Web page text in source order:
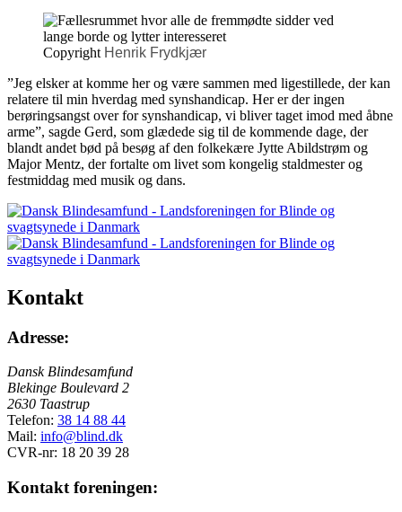
Copyright Henrik Frydkjær
”Jeg elsker at komme her og være sammen med ligestillede, der kan
relatere til min hverdag med synshandicap. Her er der ingen
berøringsangst over for synshandicap, vi bliver taget imod med åbne
arme”, sagde Gerd, som glædede sig til de kommende dage, der
blandt andet bød på besøg af den folkekære Jytte Abildstrøm og
Major Mentz, der fortalte om livet som kongelig staldmester og
festmiddag med musik og dans.
Kontakt
Adresse:
Dansk Blindesamfund
Blekinge Boulevard 2
2630 Taastrup
Telefon: 38 14 88 44
Mail: info@blind.dk
CVR-nr: 18 20 39 28
Kontakt foreningen: